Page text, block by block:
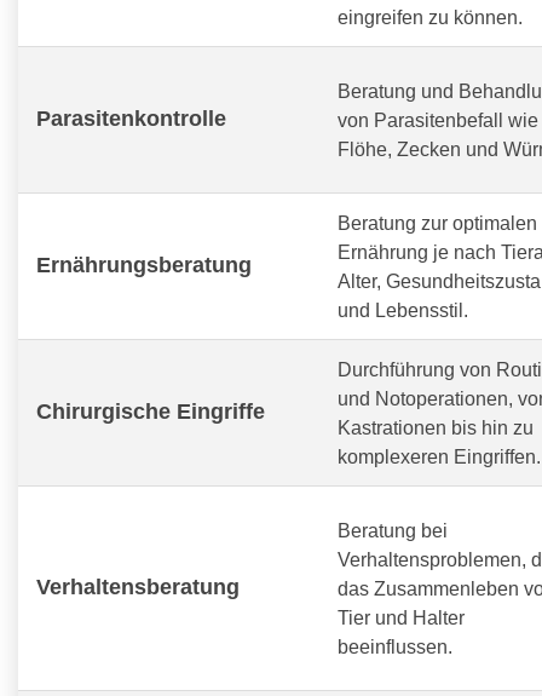
eingreifen zu können.
Parasitenkontrolle
Beratung und
von Parasitenbefall wie
Flöhe, Zecken und
Ernährungsberatung
Beratung zur optimalen
Ernährung je nach
Alter,
und Lebensstil.
Chirurgische Eingriffe
Durchführung von
und Notoperationen,
Kastrationen bis hin zu
komplexeren Eingriffen.
Verhaltensberatung
Beratung bei
Verhaltensproblemen,
das Zusammenleben
Tier und Halter
beeinflussen.